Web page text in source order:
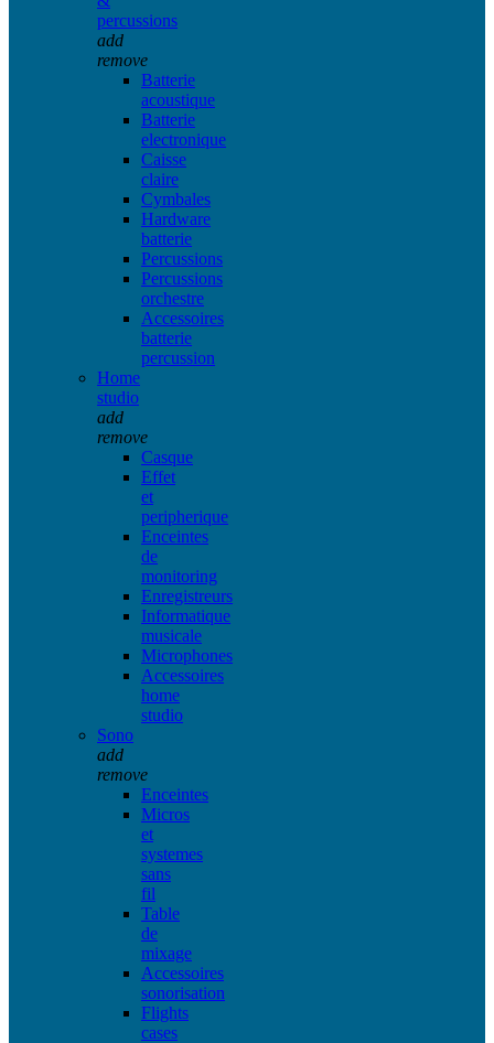
percussions
add
remove
Batterie
acoustique
Batterie
electronique
Caisse
claire
Cymbales
Hardware
batterie
Percussions
Percussions
orchestre
Accessoires
batterie
percussion
Home
studio
add
remove
Casque
Effet
et
peripherique
Enceintes
de
monitoring
Enregistreurs
Informatique
musicale
Microphones
Accessoires
home
studio
Sono
add
remove
Enceintes
Micros
et
systemes
sans
fil
Table
de
mixage
Accessoires
sonorisation
Flights
cases